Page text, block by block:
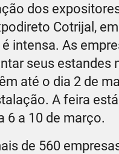
dos
Cotrijal,
intensa. As
seus estandes
até o dia 2 de
A feira está
6 a 10 de março.
de 560